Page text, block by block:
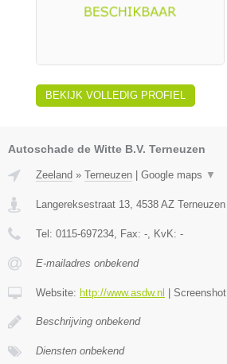
BEKIJK VOLLEDIG PROFIEL
Autoschade de Witte B.V. Terneuzen
Zeeland » Terneuzen Google maps ▼
Langereksestraat 13 4538 AZ Terneuzen
Tel: 0115-697234 , Fax: - , KvK: -
E-mailadres onbekend
Website: http://www.asdw.nl Screenshot
Beschrijving onbekend
Diensten onbekend